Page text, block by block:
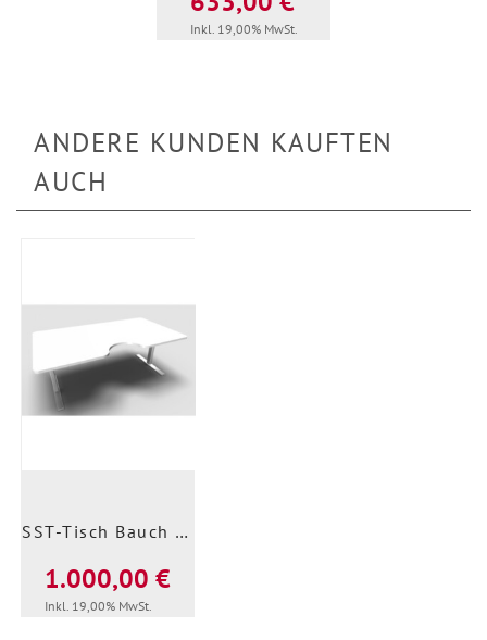
Inkl. 19,00% MwSt.
ANDERE KUNDEN KAUFTEN
AUCH
SST-Tisch Bauch 160x100
1.000,00 €
Inkl. 19,00% MwSt.